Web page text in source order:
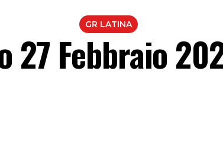
GR LATINA
27 Febbraio